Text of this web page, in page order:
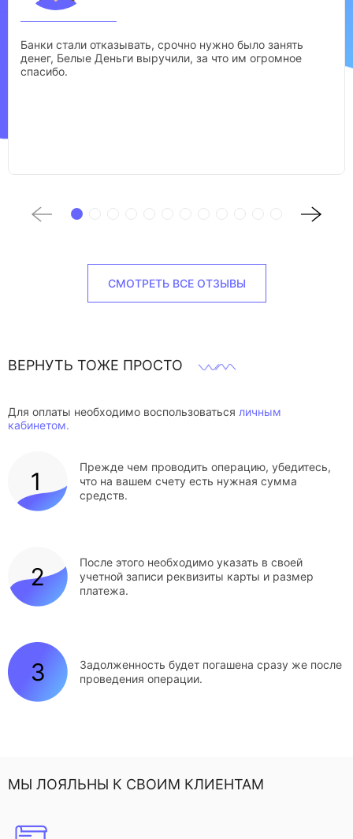
Банки стали отказывать, срочно нужно было занять
денег, Белые Деньги выручили, за что им огромное
спасибо.
СМОТРЕТЬ ВСЕ ОТЗЫВЫ
ВЕРНУТЬ ТОЖЕ ПРОСТО
Для оплаты необходимо воспользоваться личным
кабинетом.
Прежде чем проводить операцию, убедитесь,
что на вашем счету есть нужная сумма
средств.
После этого необходимо указать в своей
учетной записи реквизиты карты и размер
платежа.
Задолженность будет погашена сразу же после
проведения операции.
МЫ ЛОЯЛЬНЫ К СВОИМ КЛИЕНТАМ